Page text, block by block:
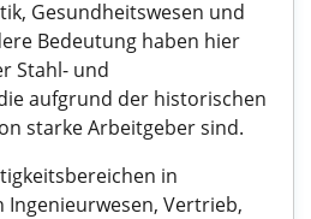
Gesundheitswesen und
Bedeutung haben hier
Stahl- und
aufgrund der historischen
starke Arbeitgeber sind.
in
Ingenieurwesen, Vertrieb,